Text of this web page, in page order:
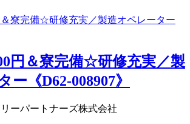
円＆寮完備☆研修充実／製
ー《D62-008907》
ーパートナーズ株式会社